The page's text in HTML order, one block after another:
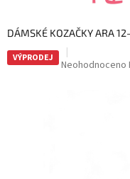
DÁMSKÉ KOZAČKY ARA
VÝPRODEJ
Průměrné
Neohodnoceno